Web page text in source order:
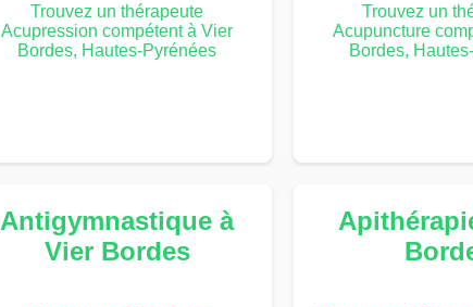
Trouvez un thérapeute
Acupression compétent à Vier
Bordes, Hautes-Pyrénées
Trouvez un
Acupuncture
Bordes,
Antigymnastique à
Vier Bordes